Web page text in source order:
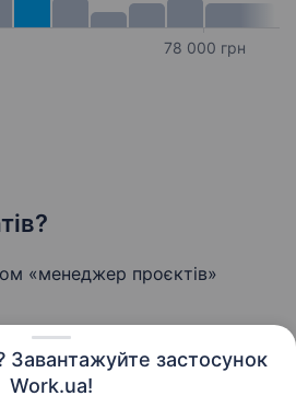
Завантажуйте застосунок
Work.ua!
78 000 грн
«менеджер проєктів»